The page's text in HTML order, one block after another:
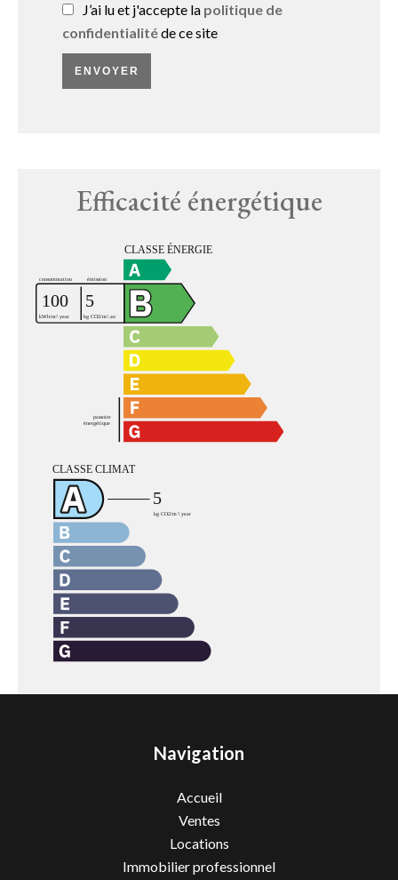
J’ai lu et j'accepte la politique de
confidentialitéde ce site
ENVOYER
Efficacité énergétique
Navigation
Accueil
Ventes
Locations
Immobilier professionnel